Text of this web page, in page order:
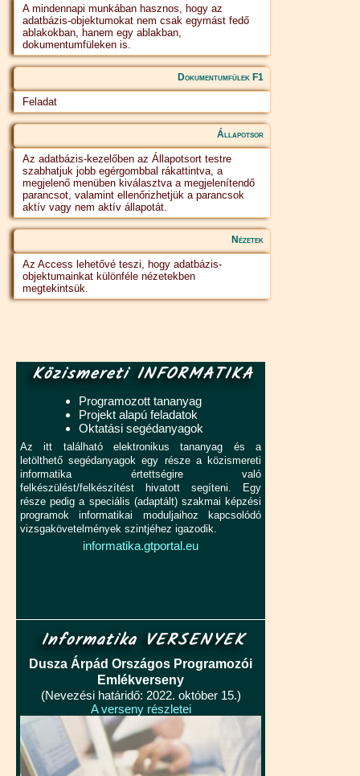
A mindennapi munkában hasznos, hogy az
adatbázis-objektumokat nem csak egymást fedő
ablakokban, hanem egy ablakban,
dokumentumfüleken is.
Dokumentumfülek F1
Feladat
Állapotsor
Az adatbázis-kezelőben az Állapotsort testre
szabhatjuk jobb egérgombbal rákattintva, a
megjelenő menüben kiválasztva a megjelenítendő
parancsot, valamint ellenőrizhetjük a parancsok
aktív vagy nem aktív állapotát.
Nézetek
Az Access lehetővé teszi, hogy adatbázis-
objektumainkat különféle nézetekben
megtekintsük.
Közismereti INFORMATIKA
Programozott tananyag
Projekt alapú feladatok
Oktatási segédanyagok
Az itt található elektronikus tananyag és a
letölthető segédanyagok egy része a közismereti
informatika értettségire való
felkészülést/felkészítést hivatott segíteni. Egy
része pedig a speciális (adaptált) szakmai képzési
programok informatikai moduljaihoz kapcsolódó
vizsgakövetelmények szintjéhez igazodik.
informatika.gtportal.eu
Informatika VERSENYEK
Dusza Árpád Országos Programozói
Emlékverseny
(Nevezési határidő: 2022. október 15.)
A verseny részletei